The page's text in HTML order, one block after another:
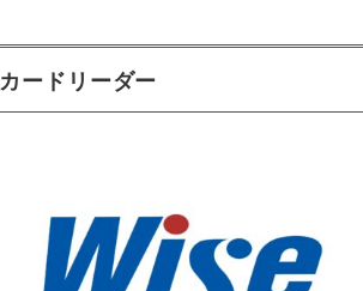
カードリーダー